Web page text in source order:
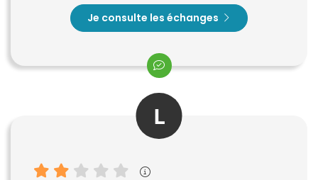
Je consulte les échanges
L